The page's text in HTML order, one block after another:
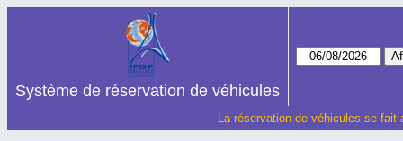
Système de réservation de véhicules
La réservation de véhicules se